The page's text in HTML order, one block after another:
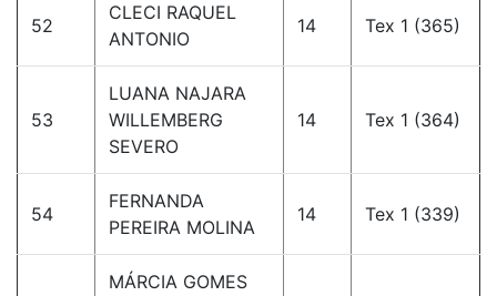
52
CLECI RAQUEL
ANTONIO
14 Tex 1 (365)
53
LUANA NAJARA
WILLEMBERG
SEVERO
14 Tex 1 (364)
54
FERNANDA
PEREIRA MOLINA
14 Tex 1 (339)
MÁRCIA GOMES